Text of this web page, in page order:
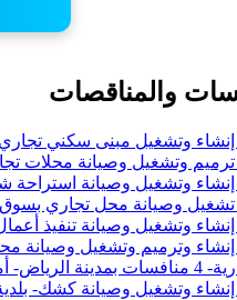
والمناقصات
وتشغيل مبنى سكني
وتشغيل وصيانة محلات
وتشغيل وصيانة استراحة
محل تجاري بسوق طويق رقم 8- بلدية
وتشغيل وصيانة تنفيذ
وترميم وتشغيل وصيانة
الرياض
وتشغيل وصيانة كشك-